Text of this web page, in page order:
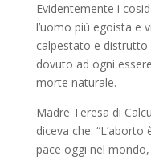
Evidentemente i
l’uomo più egoista e
calpestato e
dovuto ad ogni
morte naturale.
Madre Teresa di
diceva che:
pace oggi nel